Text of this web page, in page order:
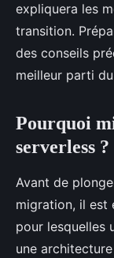
expliquera les
transition.
des conseils
meilleur parti du
Pourquoi
serverless ?
Avant de
migration, il est
pour lesquelles
une architecture